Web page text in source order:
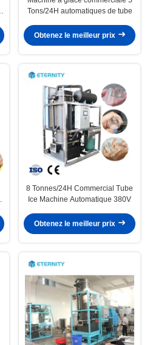
Tons/24H automatiques de tube
Obtenez le meilleur prix
8 Tonnes/24H Commercial Tube
Ice Machine Automatique 380V
Obtenez le meilleur prix